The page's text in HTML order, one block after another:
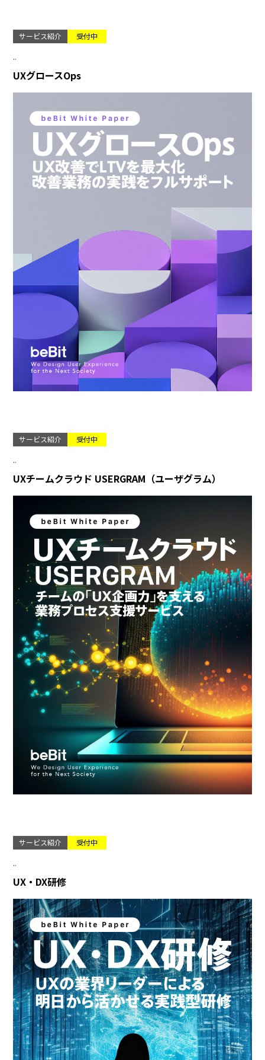
サービス紹介 受付中
..
UXグロースOps
サービス紹介 受付中
..
UXチームクラウド USERGRAM（ユーザグラム）
サービス紹介 受付中
..
UX・DX研修